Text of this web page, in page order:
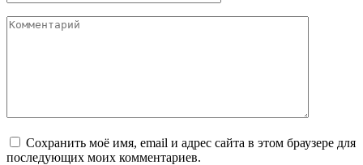
Комментарий
Сохранить моё имя, email и адрес сайта в этом браузере для
последующих моих комментариев.